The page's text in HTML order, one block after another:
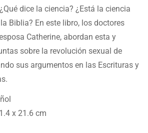
dice la ciencia? ¿Está la ciencia
Biblia? En este libro, los doctores
Catherine, abordan esta y
sobre la revolución sexual de
sus argumentos en las Escrituras y
x 21.6 cm